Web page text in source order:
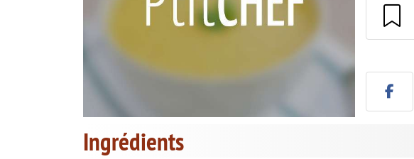
Ingrédients